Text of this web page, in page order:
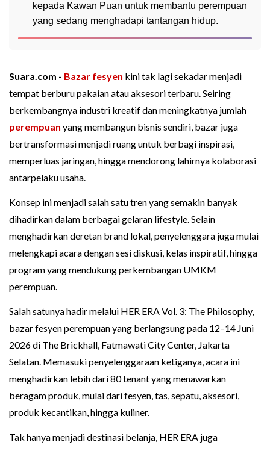
kepada Kawan Puan untuk membantu perempuan
yang sedang menghadapi tantangan hidup.
Suara.com - Bazar fesyen kini tak lagi sekadar menjadi
tempat berburu pakaian atau aksesori terbaru. Seiring
berkembangnya industri kreatif dan meningkatnya jumlah
perempuan yang membangun bisnis sendiri, bazar juga
bertransformasi menjadi ruang untuk berbagi inspirasi,
memperluas jaringan, hingga mendorong lahirnya kolaborasi
antarpelaku usaha.
Konsep ini menjadi salah satu tren yang semakin banyak
dihadirkan dalam berbagai gelaran lifestyle. Selain
menghadirkan deretan brand lokal, penyelenggara juga mulai
melengkapi acara dengan sesi diskusi, kelas inspiratif, hingga
program yang mendukung perkembangan UMKM
perempuan.
Salah satunya hadir melalui HER ERA Vol. 3: The Philosophy,
bazar fesyen perempuan yang berlangsung pada 12–14 Juni
2026 di The Brickhall, Fatmawati City Center, Jakarta
Selatan. Memasuki penyelenggaraan ketiganya, acara ini
menghadirkan lebih dari 80 tenant yang menawarkan
beragam produk, mulai dari fesyen, tas, sepatu, aksesori,
produk kecantikan, hingga kuliner.
Tak hanya menjadi destinasi belanja, HER ERA juga